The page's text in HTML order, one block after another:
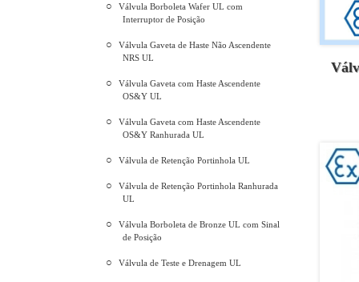
Válvula Borboleta Wafer UL com
Interruptor de Posição
Válvula Gaveta de Haste Não Ascendente
NRS UL
Válvula Gaveta com Haste Ascendente
OS&Y UL
Válvula Gaveta com Haste Ascendente
OS&Y Ranhurada UL
Válvula de Retenção Portinhola UL
Válvula de Retenção Portinhola Ranhurada
UL
Válvula Borboleta de Bronze UL com Sinal
de Posição
Válvula de Teste e Drenagem UL